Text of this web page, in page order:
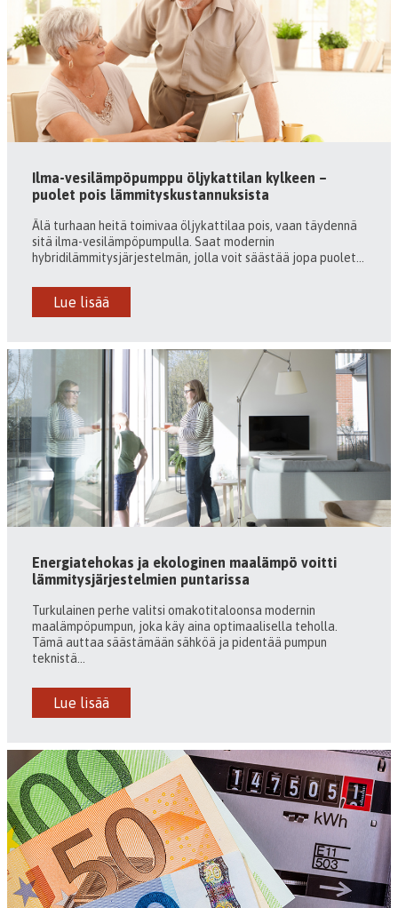
Ilma-vesilämpöpumppu öljykattilan kylkeen –
puolet pois lämmityskustannuksista
Älä turhaan heitä toimivaa öljykattilaa pois, vaan täydennä
sitä ilma-vesilämpöpumpulla. Saat modernin
hybridilämmitysjärjestelmän, jolla voit säästää jopa puolet...
Lue lisää
Energiatehokas ja ekologinen maalämpö voitti
lämmitysjärjestelmien puntarissa
Turkulainen perhe valitsi omakotitaloonsa modernin
maalämpöpumpun, joka käy aina optimaalisella teholla.
Tämä auttaa säästämään sähköä ja pidentää pumpun
teknistä...
Lue lisää